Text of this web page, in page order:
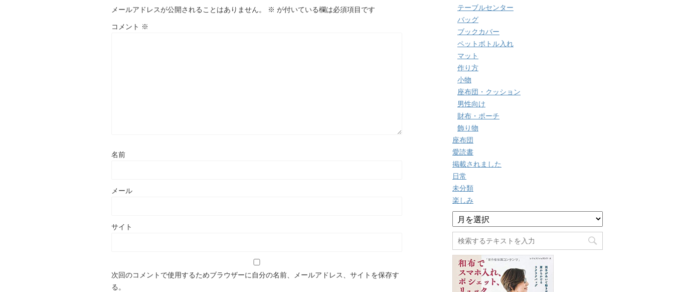
メールアドレスが公開されることはありません。 ※ が付いている欄は必須項目です
コメント ※
名前
メール
サイト
次回のコメントで使用するためブラウザーに自分の名前、メールアドレス、サイトを保存す
る。
テーブルセンター
バッグ
ブックカバー
ペットボトル入れ
マット
作り方
小物
座布団・クッション
男性向け
財布・ポーチ
飾り物
座布団
愛読書
掲載されました
日常
未分類
楽しみ
ア
ー
カ
イ
ブ